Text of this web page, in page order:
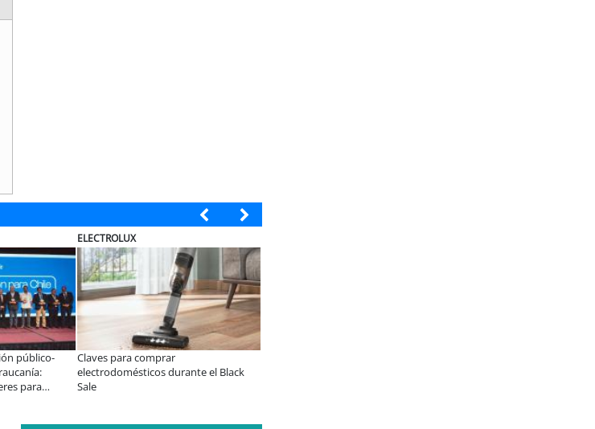
MUTUAL
A dos años de la Ley Karin:
especialistas afirman que el desafío es
consolidar un cambio cultural en las
Vecino Sopraval de Educación